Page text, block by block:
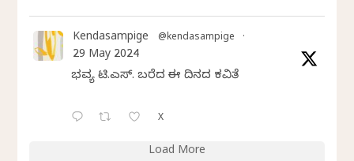
Kendasampige @kendasampige ·
29 May 2024
ಭವ್ಯ ಟಿ.ಎಸ್. ಬರೆದ ಈ ದಿನದ ಕವಿತೆ
X
Load More